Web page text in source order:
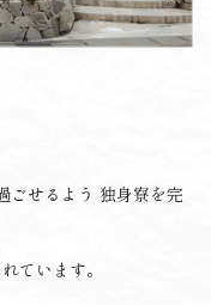
ごせるよう 独身寮を完
ています。